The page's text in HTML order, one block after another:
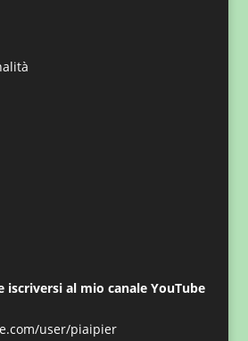
iscriversi al mio canale YouTube
user/piaipier